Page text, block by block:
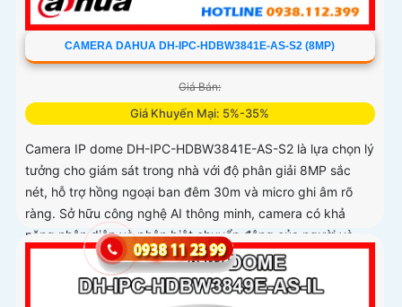
CAMERA DAHUA DH-IPC-HDBW3841E-AS-S2 (8MP)
Giá Bán:
Giá Khuyến Mại: 5%-35%
Camera IP dome DH-IPC-HDBW3841E-AS-S2 là lựa chọn lý
tưởng cho giám sát trong nhà với độ phân giải 8MP sắc
nét, hỗ trợ hồng ngoại ban đêm 30m và micro ghi âm rõ
ràng. Sở hữu công nghệ AI thông minh, camera có khả
năng nhận diện và phân biệt chuyển động của người và
phương tiện, tăng độ chính xác trong cảnh báo an ninh